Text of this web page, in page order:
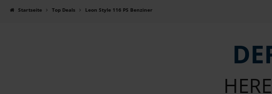
Startseite Top Deals Leon Style 116 PS Benziner